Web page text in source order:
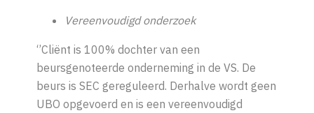
Vereenvoudigd onderzoek
‘’Cliënt is 100% dochter van een
beursgenoteerde onderneming in de VS. De
beurs is SEC gereguleerd. Derhalve wordt geen
UBO opgevoerd en is een vereenvoudigd